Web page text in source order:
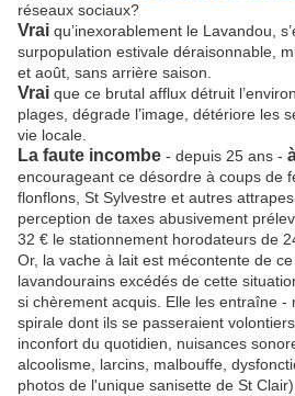
réseaux sociaux?
Vrai qu’inexorablement le Lavandou,
surpopulation estivale déraisonnable,
et août, sans arrière saison.
Vrai que ce brutal afflux détruit
plages, dégrade l’image, détériore les
vie locale.
La faute incombe - depuis 25 ans -
encourageant ce désordre à coups de
flonflons, St Sylvestre et autres
perception de taxes abusivement
32 € le stationnement horodateurs de
Or, la vache à lait est mécontente de
lavandourains excédés de cette
si chèrement acquis. Elle les entraîne -
spirale dont ils se passeraient
inconfort du quotidien, nuisances
alcoolisme, larcins, malbouffe,
photos de l'unique sanisette de St